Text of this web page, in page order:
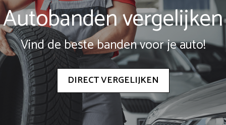
Autobanden vergelijken
Vind de beste banden voor je auto!
DIRECT VERGELIJKEN